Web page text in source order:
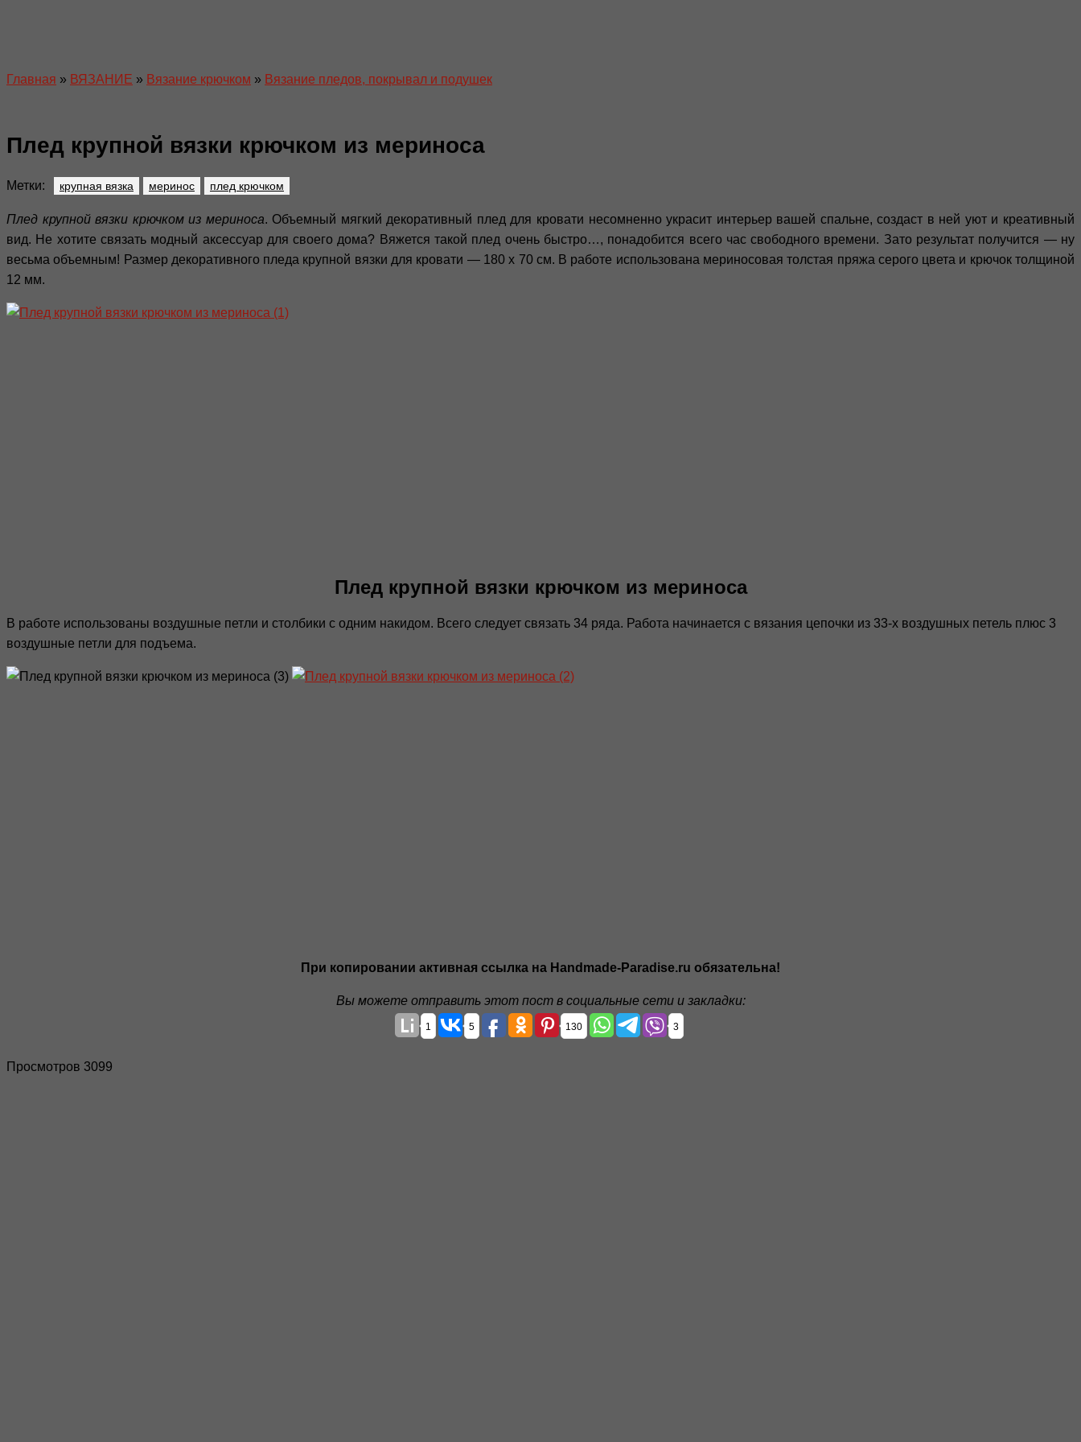
Главная » ВЯЗАНИЕ » Вязание крючком » Вязание пледов, покрывал и подушек
Плед крупной вязки крючком из мериноса
Метки: крупная вязка меринос плед крючком
Плед крупной вязки крючком из мериноса. Объемный мягкий декоративный плед для кровати несомненно украсит интерьер вашей спальне, создаст в ней уют и креативный
вид. Не хотите связать модный аксессуар для своего дома? Вяжется такой плед очень быстро…, понадобится всего час свободного времени. Зато результат получится — ну
весьма объемным! Размер декоративного пледа крупной вязки для кровати — 180 х 70 см. В работе использована мериносовая толстая пряжа серого цвета и крючок толщиной
12 мм.
Плед крупной вязки крючком из мериноса
В работе использованы воздушные петли и столбики с одним накидом. Всего следует связать 34 ряда. Работа начинается с вязания цепочки из 33-х воздушных петель плюс 3
воздушные петли для подъема.
При копировании активная ссылка на Handmade-Paradise.ru обязательна!
Вы можете отправить этот пост в социальные сети и закладки:
1 5 130 3
Просмотров 3099